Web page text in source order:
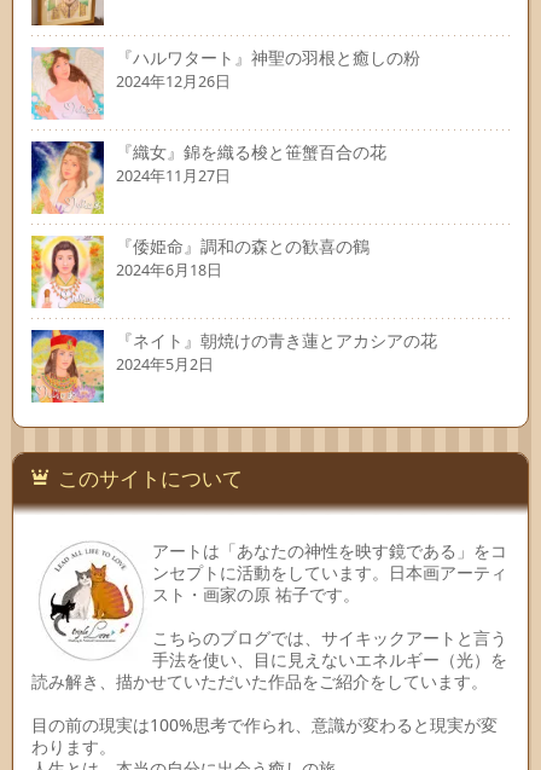
『ハルワタート』神聖の羽根と癒しの粉
2024年12月26日
『織女』錦を織る梭と笹蟹百合の花
2024年11月27日
『倭姫命』調和の森との歓喜の鶴
2024年6月18日
『ネイト』朝焼けの青き蓮とアカシアの花
2024年5月2日
このサイトについて
アートは「あなたの神性を映す鏡である」をコ
ンセプトに活動をしています。日本画アーティ
スト・画家の原 祐子です。
こちらのブログでは、サイキックアートと言う
手法を使い、目に見えないエネルギー（光）を
読み解き、描かせていただいた作品をご紹介をしています。
目の前の現実は100%思考で作られ、意識が変わると現実が変
わります。